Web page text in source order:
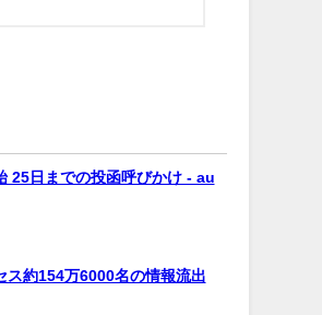
25日までの投函呼びかけ - au
ス約154万6000名の情報流出